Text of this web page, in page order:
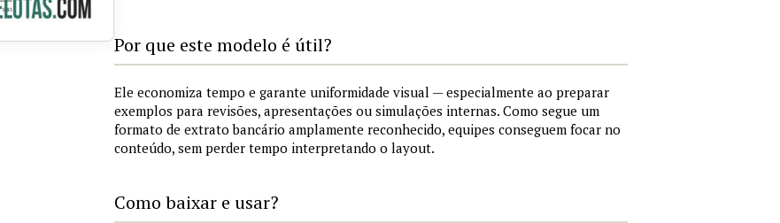
Por que este modelo é útil?
Ele economiza tempo e garante uniformidade visual — especialmente ao preparar
exemplos para revisões, apresentações ou simulações internas. Como segue um
formato de extrato bancário amplamente reconhecido, equipes conseguem focar no
conteúdo, sem perder tempo interpretando o layout.
Como baixar e usar?